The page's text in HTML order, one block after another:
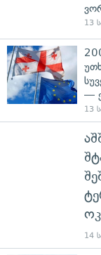
13
—
13
14